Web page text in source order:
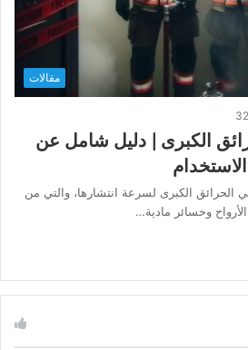
مقالات
الكبرى | دليل شامل عن
الحرائق الكبرى لسرعة انتشارها، والتي من
وخسائر مادية…